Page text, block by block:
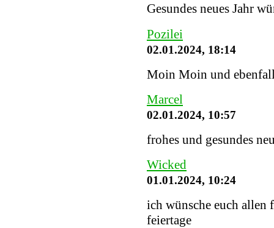
Gesundes neues Jahr
Pozilei
02.01.2024, 18:14
Moin Moin und
Marcel
02.01.2024, 10:57
frohes und gesundes
Wicked
01.01.2024, 10:24
ich wünsche euch allen
feiertage